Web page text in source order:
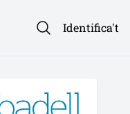
Identifica't